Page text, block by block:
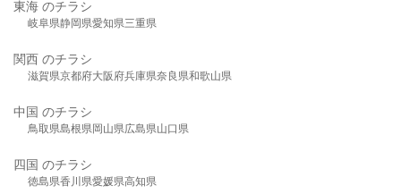
東海 のチラシ
岐阜県静岡県愛知県三重県
関西 のチラシ
滋賀県京都府大阪府兵庫県奈良県和歌山県
中国 のチラシ
鳥取県島根県岡山県広島県山口県
四国 のチラシ
徳島県香川県愛媛県高知県